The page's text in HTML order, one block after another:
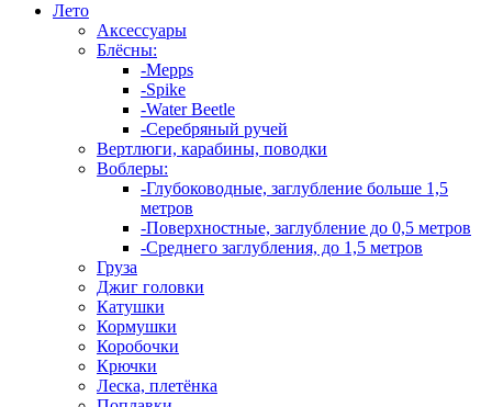
Лето
Аксессуары
Блёсны:
-Mepps
-Spike
-Water Beetle
-Серебряный ручей
Вертлюги, карабины, поводки
Воблеры:
-Глубоководные, заглубление больше 1,5
метров
-Поверхностные, заглубление до 0,5 метров
-Среднего заглубления, до 1,5 метров
Груза
Джиг головки
Катушки
Кормушки
Коробочки
Крючки
Леска, плетёнка